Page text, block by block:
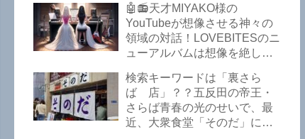
Symphony】【LOVEBITES
My Orion】【LOVEBITES
Lost In The Garden】
【LOVEBITES The Bell In
Of Control】【LOVEBITES
The Eve Of Change】
のだぞ！～しながわロックラ
ジオ【追記あり】
🤖📻天才MIYAKO様の
YouTubeが想像させる神々の
領域の対話！LOVEBITESのニ
ューアルバムは想像を絶して
玉てやんでい、D-A-Dの新
曲、ブルース・ディッキンソ
ン情報などです～しながわロ
ックラジオ【追記複数あり】
検索キーワードは「裏さら
ば 店」？？五反田の帝王・
さらば青春の光のせいで、最
近、大衆食堂「そのだ」に入